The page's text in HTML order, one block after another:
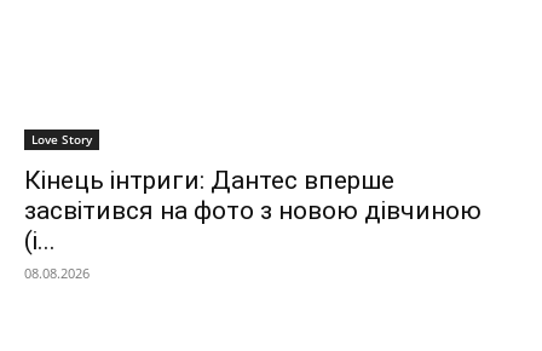
Love Story
Кінець інтриги: Дантес вперше
засвітився на фото з новою дівчиною
(і...
08.08.2026